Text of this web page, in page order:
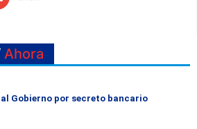
Ahora
Gobierno por secreto bancario